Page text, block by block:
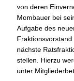
von deren
Mombauer bei
Aufgabe des
nächste
stellen. Hierzu
unter